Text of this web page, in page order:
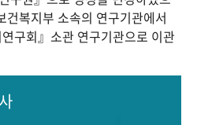
행정박물 영상 기록물
복지부 소속의 연구기관에서
구회』소관 연구기관으로 이관